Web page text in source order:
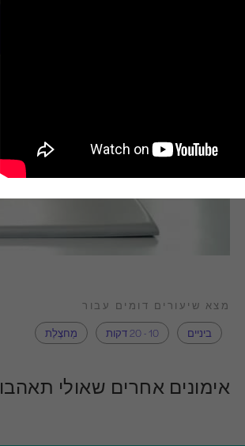
מצא שיעורים דומים עבור
ביניים
10 - 20 דקות מַחצֶלֶת
אימונים אחרים שאולי תאהבו